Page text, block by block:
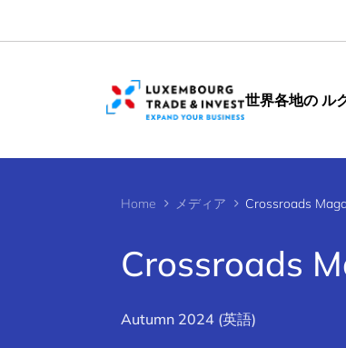
世界各地の ル
Home メディア
Crossroads
Autumn 2024 (英語)